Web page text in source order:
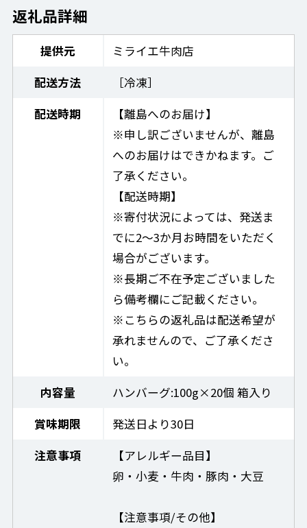
返礼品詳細
提供元
ミライエ牛肉店
配送方法
［冷凍］
配送時期
【離島へのお届け】
※申し訳ございませんが、離島
へのお届けはできかねます。ご
了承ください。
【配送時期】
※寄付状況によっては、発送ま
でに2～3か月お時間をいただく
場合がございます。
※長期ご不在予定ございました
ら備考欄にご記載ください。
※こちらの返礼品は配送希望が
承れませんので、ご了承くださ
い。
内容量
ハンバーグ:100g×20個 箱入り
賞味期限
発送日より30日
注意事項
【アレルギー品目】
卵・小麦・牛肉・豚肉・大豆
【注意事項/その他】